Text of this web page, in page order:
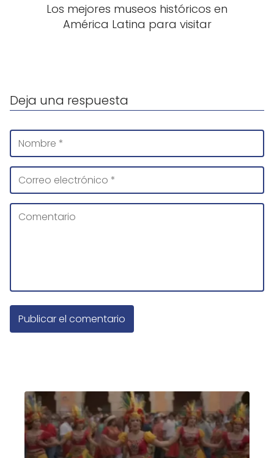
Los mejores museos históricos en
América Latina para visitar
Deja una respuesta